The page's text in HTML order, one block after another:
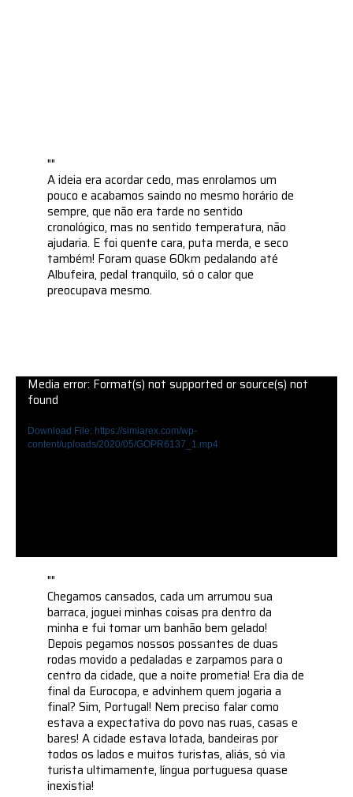
""
A ideia era acordar cedo, mas enrolamos um
pouco e acabamos saindo no mesmo horário de
sempre, que não era tarde no sentido
cronológico, mas no sentido temperatura, não
ajudaria. E foi quente cara, puta merda, e seco
também! Foram quase 60km pedalando até
Albufeira, pedal tranquilo, só o calor que
preocupava mesmo.
Media error: Format(s) not supported or source(s) not
found
Download File: https://simiarex.com/wp-
content/uploads/2020/05/GOPR6137_1.mp4
""
Chegamos cansados, cada um arrumou sua
barraca, joguei minhas coisas pra dentro da
minha e fui tomar um banhão bem gelado!
Depois pegamos nossos possantes de duas
rodas movido a pedaladas e zarpamos para o
centro da cidade, que a noite prometia! Era dia de
final da Eurocopa, e advinhem quem jogaria a
final? Sim, Portugal! Nem preciso falar como
estava a expectativa do povo nas ruas, casas e
bares! A cidade estava lotada, bandeiras por
todos os lados e muitos turistas, aliás, só via
turista ultimamente, língua portuguesa quase
inexistia!